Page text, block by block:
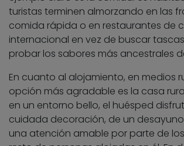
turistas terminen almorzando en las
comida rápida o en restaurantes de
internacional en vez de buscar
probar los sabores más ancestrales
En cuanto al alojamiento, en medios
opción más agradable es la casa
en un entorno bello, el huésped
cuidada decoración, de un
una atención amable por parte de